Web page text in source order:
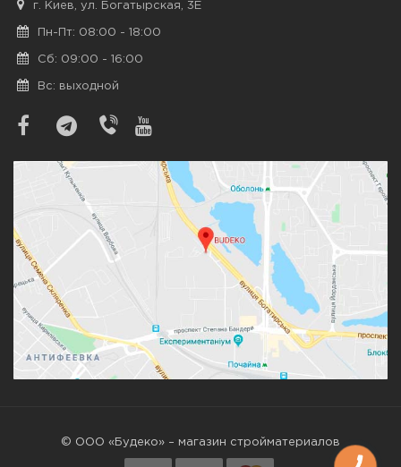
г. Киев, ул. Богатырская, 3Е
Пн-Пт: 08:00 - 18:00
Сб: 09:00 - 16:00
Вс: выходной
© ООО «Будеко» – магазин стройматериалов
КНОПКА